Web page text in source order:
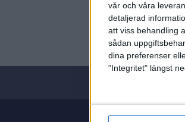
vår och våra
detaljerad
att viss behandling
sådan
dina preferenser
"Integritet" längst
Sön 31/